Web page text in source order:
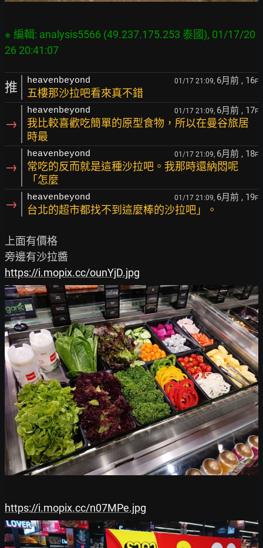
※ 編輯: analysis5566 (49.237.175.253 泰國), 01/17/20
推 heavenbeyond 01/17 21:09, 6月前 , 16F
五樓那沙拉吧看來真不錯
→
heavenbeyond 01/17 21:09, 6月前 , 17F
我比較喜歡吃簡單的原型食物，所以在曼谷旅居
時最
→
heavenbeyond 01/17 21:09, 6月前 , 18F
常吃的反而就是這種沙拉吧。我那時還納悶呢
「怎麼
→ heavenbeyond 01/17 21:09, 6月前 , 19F
台北的超市都找不到這麼棒的沙拉吧」。
上面有價格
https://i.mopix.cc/ounYjD.jpg
https://i.mopix.cc/n07MPe.jpg